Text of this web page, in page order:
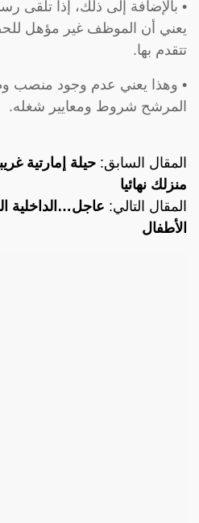
• بالإضافة إلى ذلك، إذا تلقى
يعني أن الموظف غير مؤهل
تتقدم بها.
• وهذا يعني عدم وجود منصب
المرشح شروط ومعايير شغله.
المقال السابق: حيلة إمارتية
منزلك نهائيا
المقال التالي: عاجل…الداخلية
الأطفال